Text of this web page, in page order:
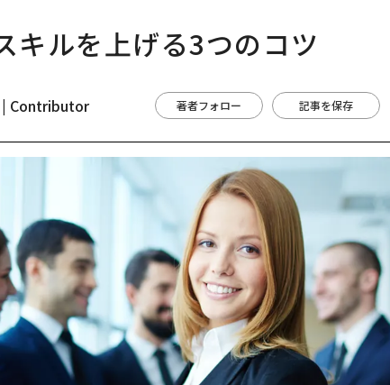
キルを上げる3つのコツ
Contributor 著者フォロー 記事を保存